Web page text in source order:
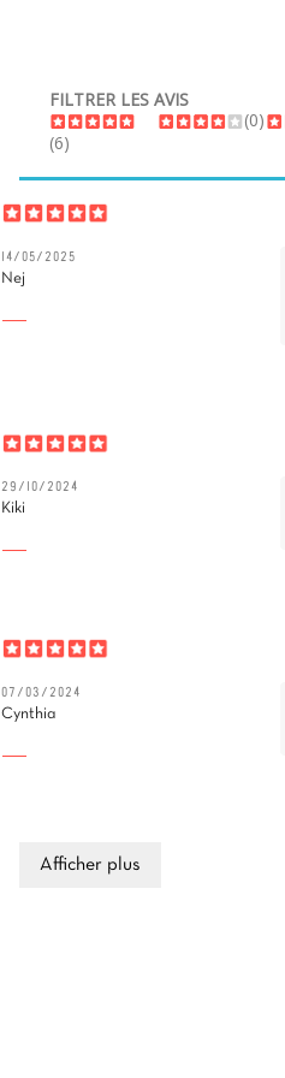
FILTRER LES AVIS
(6)
(0)
14/05/2025
Nej
29/10/2024
Kiki
07/03/2024
Cynthia
Afficher plus